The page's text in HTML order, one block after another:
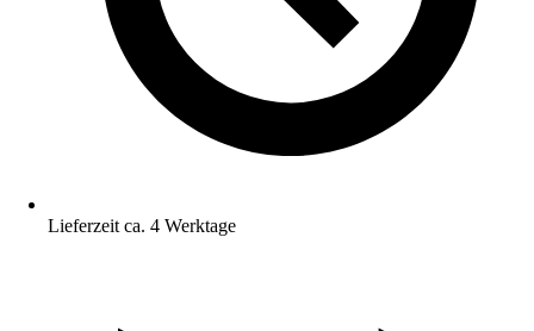
Lieferzeit ca. 4 Werktage